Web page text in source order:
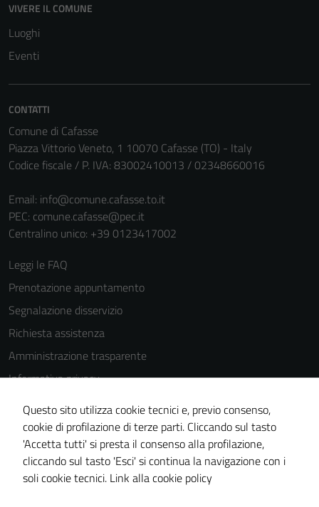
VIVERE IL COMUNE
Luoghi
Eventi
CONTATTI
Comune di Cafasse
Piazza Vittorio Veneto, 1 10070 Cafasse (TO) - Italy
Codice fiscale / P. IVA: 83002410013 / 02348660016
Email: info@comune.cafasse.to.it
PEC: comune.cafasse@pec.it
Centralino unico: +39 0123417002
Leggi le FAQ
Prenotazione appuntamento
Segnalazione disservizio
Richiesta assistenza
Amministrazione trasparente
Informativa privacy
Cookie Policy
Note legali
Dichiarazione di accessibilità
Piano di miglioramento del sito
Questo sito utilizza cookie tecnici e, previo consenso,
cookie di profilazione di terze parti. Cliccando sul tasto
'Accetta tutti' si presta il consenso alla profilazione,
cliccando sul tasto 'Esci' si continua la navigazione con i
soli cookie tecnici. Link alla cookie policy
disabilitati.
personali.